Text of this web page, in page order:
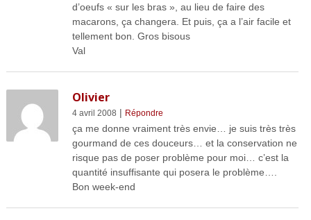
d’oeufs « sur les bras », au lieu de faire des
macarons, ça changera. Et puis, ça a l’air facile et
tellement bon. Gros bisous
Val
Olivier
4 avril 2008 | Répondre
ça me donne vraiment très envie… je suis très très
gourmand de ces douceurs… et la conservation ne
risque pas de poser problème pour moi… c’est la
quantité insuffisante qui posera le problème….
Bon week-end